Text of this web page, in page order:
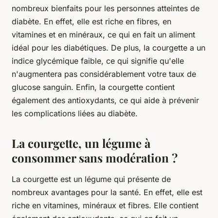
nombreux bienfaits pour les personnes atteintes de
diabète. En effet, elle est riche en fibres, en
vitamines et en minéraux, ce qui en fait un aliment
idéal pour les diabétiques. De plus, la courgette a un
indice glycémique faible, ce qui signifie qu'elle
n'augmentera pas considérablement votre taux de
glucose sanguin. Enfin, la courgette contient
également des antioxydants, ce qui aide à prévenir
les complications liées au diabète.
La courgette, un légume à
consommer sans modération ?
La courgette est un légume qui présente de
nombreux avantages pour la santé. En effet, elle est
riche en vitamines, minéraux et fibres. Elle contient